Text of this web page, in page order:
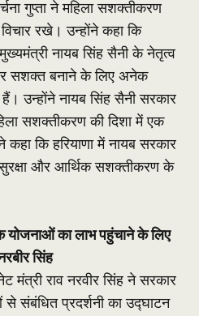
गुप्ता ने महिला सशक्तीकरण
रखे। उन्होंने कहा कि
नायब सिंह सैनी के नेतृत्व
सशक्त बनाने के लिए अनेक
उन्होंने नायब सिंह सैनी सरकार
सशक्तीकरण की दिशा में एक
कहा कि हरियाणा में नायब सरकार
और आर्थिक सशक्तीकरण के
योजनाओं का लाभ पहुंचाने के लिए
सिंह
मंत्री राव नरवीर सिंह ने सरकार
संबंधित प्रदर्शनी का उद्घाटन